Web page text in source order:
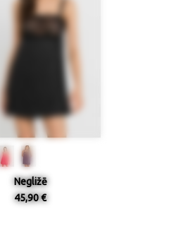
Negližē
45,90 €